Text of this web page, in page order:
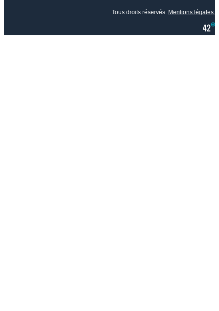
Tous droits réservés. Mentions légales.